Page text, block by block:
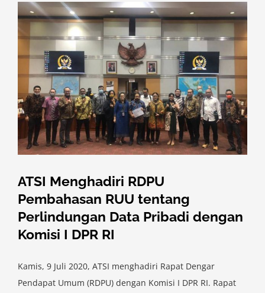
ATSI Menghadiri RDPU
Pembahasan RUU tentang
Perlindungan Data Pribadi dengan
Komisi I DPR RI
Kamis, 9 Juli 2020, ATSI menghadiri Rapat Dengar
Pendapat Umum (RDPU) dengan Komisi I DPR RI. Rapat